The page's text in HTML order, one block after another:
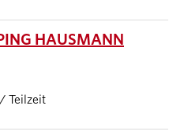
HAUSMANN
Teilzeit